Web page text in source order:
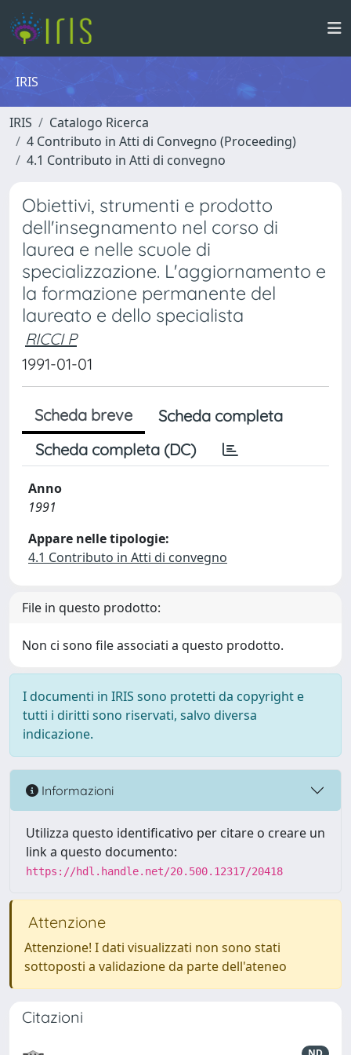
IRIS
IRIS
Catalogo Ricerca
4 Contributo in Atti di Convegno (Proceeding)
4.1 Contributo in Atti di convegno
Obiettivi, strumenti e prodotto
dell'insegnamento nel corso di
laurea e nelle scuole di
specializzazione. L'aggiornamento e
la formazione permanente del
laureato e dello specialista
RICCI P
1991-01-01
Scheda breve
Scheda completa
Scheda completa (DC)
Anno
1991
Appare nelle tipologie:
4.1 Contributo in Atti di convegno
File in questo prodotto:
Non ci sono file associati a questo prodotto.
I documenti in IRIS sono protetti da copyright e
tutti i diritti sono riservati, salvo diversa
indicazione.
Informazioni
Utilizza questo identificativo per citare o creare un
link a questo documento:
https://hdl.handle.net/20.500.12317/20418
Attenzione
Attenzione! I dati visualizzati non sono stati
sottoposti a validazione da parte dell'ateneo
Citazioni